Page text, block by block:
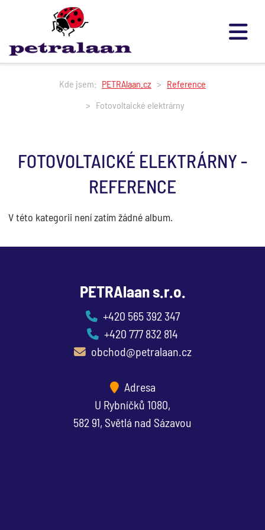
Kde jsem: PETRAlaan.cz
Reference
Fotovoltaické elektrárny
FOTOVOLTAICKÉ ELEKTRÁRNY -
REFERENCE
V této kategorii není zatím žádné album.
PETRAlaan s.r.o.
+420 565 392 347
+420 777 832 814
obchod@petralaan.cz
Adresa
U Rybníčků 1080,
582 91, Světlá nad Sázavou